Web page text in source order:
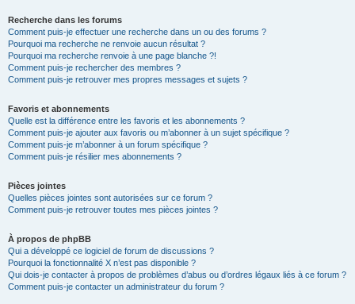
Recherche dans les forums
Comment puis-je effectuer une recherche dans un ou des forums ?
Pourquoi ma recherche ne renvoie aucun résultat ?
Pourquoi ma recherche renvoie à une page blanche ?!
Comment puis-je rechercher des membres ?
Comment puis-je retrouver mes propres messages et sujets ?
Favoris et abonnements
Quelle est la différence entre les favoris et les abonnements ?
Comment puis-je ajouter aux favoris ou m’abonner à un sujet spécifique ?
Comment puis-je m’abonner à un forum spécifique ?
Comment puis-je résilier mes abonnements ?
Pièces jointes
Quelles pièces jointes sont autorisées sur ce forum ?
Comment puis-je retrouver toutes mes pièces jointes ?
À propos de phpBB
Qui a développé ce logiciel de forum de discussions ?
Pourquoi la fonctionnalité X n’est pas disponible ?
Qui dois-je contacter à propos de problèmes d’abus ou d’ordres légaux liés à ce forum ?
Comment puis-je contacter un administrateur du forum ?